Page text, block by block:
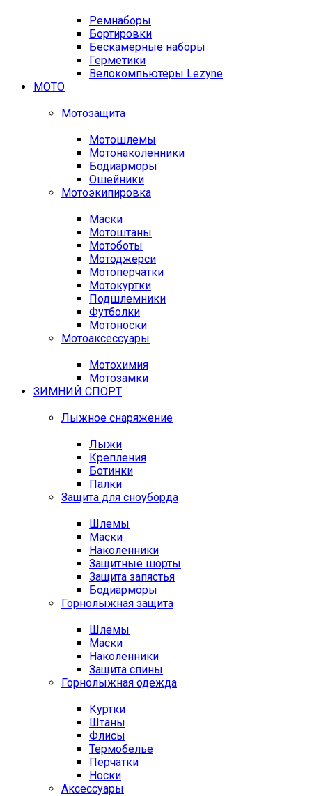
Ремнаборы
Бортировки
Бескамерные наборы
Герметики
Велокомпьютеры Lezyne
МОТО
Мотозащита
Мотошлемы
Мотонаколенники
Бодиарморы
Ошейники
Мотоэкипировка
Маски
Мотоштаны
Мотоботы
Мотоджерси
Мотоперчатки
Мотокуртки
Подшлемники
Футболки
Мотоноски
Мотоаксессуары
Мотохимия
Мотозамки
ЗИМНИЙ СПОРТ
Лыжное снаряжение
Лыжи
Крепления
Ботинки
Палки
Защита для сноуборда
Шлемы
Маски
Наколенники
Защитные шорты
Защита запястья
Бодиарморы
Горнолыжная защита
Шлемы
Маски
Наколенники
Защита спины
Горнолыжная одежда
Куртки
Штаны
Флисы
Термобелье
Перчатки
Носки
Аксессуары